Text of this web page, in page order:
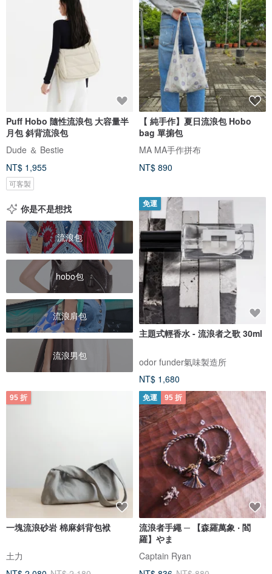
Puff Hobo 隨性流浪包 大容量半
月包 斜背流浪包
Dude ＆ Bestie
NT$ 1,955
可客製
【 純手作】夏日流浪包 Hobo
bag 單掮包
MA MA手作拼布
NT$ 890
你是不是想找
流浪包
hobo包
流浪肩包
流浪男包
免運
主題式輕香水 - 流浪者之歌 30ml
odor funder氣味製造所
NT$ 1,680
95 折
一塊流浪砂岩 棉麻斜背包袱
土力
免運 95 折
流浪者手繩 ─ 【森羅萬象 ‧ 閻
羅】やま
Captain Ryan